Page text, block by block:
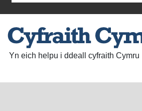
Yn eich helpu i ddeall cyfraith Cymru